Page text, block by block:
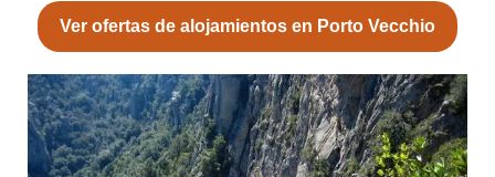
Ver ofertas de alojamientos en Porto Vecchio